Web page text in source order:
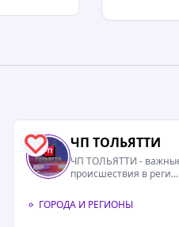
4 ЧП ТОЛЬЯТТИ
ЧП ТОЛЬЯТТИ - важные новости Тольятти и
происшествия в реги...
ГОРОДА И РЕГИОНЫ